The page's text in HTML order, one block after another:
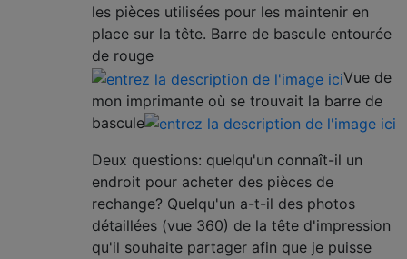
les pièces utilisées pour les maintenir en
place sur la tête. Barre de bascule entourée
de rouge
Vue de
mon imprimante où se trouvait la barre de
bascule
Deux questions: quelqu'un connaît-il un
endroit pour acheter des pièces de
rechange? Quelqu'un a-t-il des photos
détaillées (vue 360) de la tête d'impression
qu'il souhaite partager afin que je puisse